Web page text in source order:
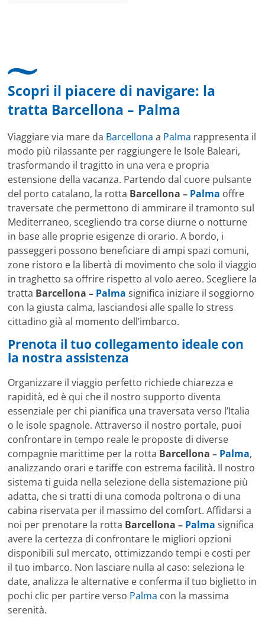
Scopri il piacere di navigare: la
tratta Barcellona – Palma
Viaggiare via mare da Barcellona a Palma rappresenta il
modo più rilassante per raggiungere le Isole Baleari,
trasformando il tragitto in una vera e propria
estensione della vacanza. Partendo dal cuore pulsante
del porto catalano, la rotta Barcellona – Palma offre
traversate che permettono di ammirare il tramonto sul
Mediterraneo, scegliendo tra corse diurne o notturne
in base alle proprie esigenze di orario. A bordo, i
passeggeri possono beneficiare di ampi spazi comuni,
zone ristoro e la libertà di movimento che solo il viaggio
in traghetto sa offrire rispetto al volo aereo. Scegliere la
tratta Barcellona – Palma significa iniziare il soggiorno
con la giusta calma, lasciandosi alle spalle lo stress
cittadino già al momento dell’imbarco.
Prenota il tuo collegamento ideale con
la nostra assistenza
Organizzare il viaggio perfetto richiede chiarezza e
rapidità, ed è qui che il nostro supporto diventa
essenziale per chi pianifica una traversata verso l’Italia
o le isole spagnole. Attraverso il nostro portale, puoi
confrontare in tempo reale le proposte di diverse
compagnie marittime per la rotta Barcellona – Palma,
analizzando orari e tariffe con estrema facilità. Il nostro
sistema ti guida nella selezione della sistemazione più
adatta, che si tratti di una comoda poltrona o di una
cabina riservata per il massimo del comfort. Affidarsi a
noi per prenotare la rotta Barcellona – Palma significa
avere la certezza di confrontare le migliori opzioni
disponibili sul mercato, ottimizzando tempi e costi per
il tuo imbarco. Non lasciare nulla al caso: seleziona le
date, analizza le alternative e conferma il tuo biglietto in
pochi clic per partire verso Palma con la massima
serenità.